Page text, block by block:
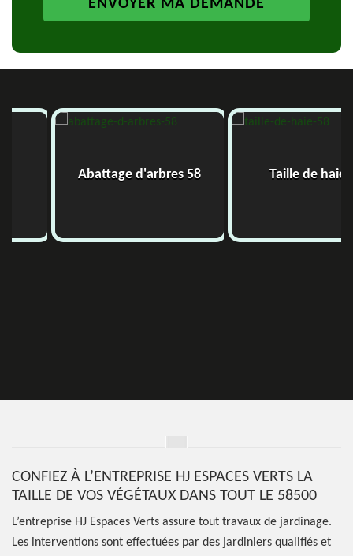
Abattage d'arbres 58 Taille de haie
CONFIEZ À L’ENTREPRISE HJ ESPACES VERTS LA
TAILLE DE VOS VÉGÉTAUX DANS TOUT LE 58500
L’entreprise HJ Espaces Verts assure tout travaux de jardinage.
Les interventions sont effectuées par des jardiniers qualifiés et